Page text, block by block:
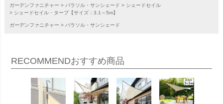
ガーデンファニチャー パラソル・サンシェード
シェードセイル
シェードセイル・タープ【サイズ：3.1～5m】
ガーデンファニチャー パラソル・サンシェード
RECOMMENDおすすめ商品